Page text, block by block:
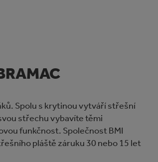
Spolu s krytinou vytváří střešní
střechu vybavíte těmi
funkčnost. Společnost BMI
pláště záruku 30 nebo 15 let